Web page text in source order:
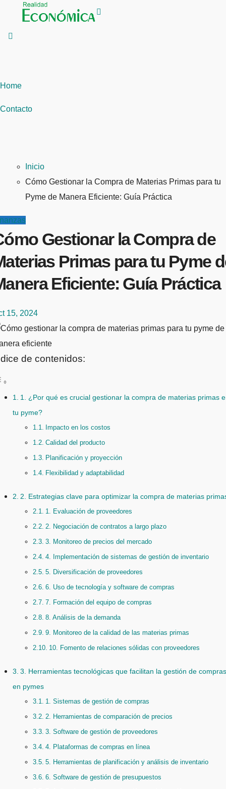
contenido
Home
Contacto
Inicio
Cómo Gestionar la Compra de Materias Primas para tu
Pyme de Manera Eficiente: Guía Práctica
Gestionar la Compra de
Primas para tu Pyme
Eficiente: Guía Práctica
15, 2024
de contenidos:
1. ¿Por qué es crucial gestionar la compra de materias primas
tu pyme?
Impacto en los costos
Calidad del producto
Planificación y proyección
Flexibilidad y adaptabilidad
2. Estrategias clave para optimizar la compra de materias
1. Evaluación de proveedores
2. Negociación de contratos a largo plazo
3. Monitoreo de precios del mercado
4. Implementación de sistemas de gestión de inventario
5. Diversificación de proveedores
6. Uso de tecnología y software de compras
7. Formación del equipo de compras
8. Análisis de la demanda
9. Monitoreo de la calidad de las materias primas
10. Fomento de relaciones sólidas con proveedores
3. Herramientas tecnológicas que facilitan la gestión de compras
en pymes
1. Sistemas de gestión de compras
2. Herramientas de comparación de precios
3. Software de gestión de proveedores
4. Plataformas de compras en línea
5. Herramientas de planificación y análisis de inventario
6. Software de gestión de presupuestos